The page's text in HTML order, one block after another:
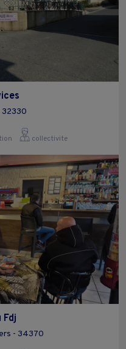
32330
collectivite
Fdj
- 34370